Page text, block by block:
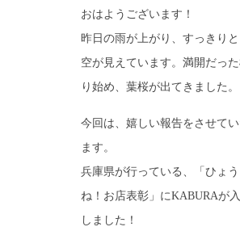
おはようございます！
昨日の雨が上がり、すっきり
空が見えています。満開だっ
り始め、葉桜が出てきました。
今回は、嬉しい報告をさせてい
ます。
兵庫県が行っている、「ひょ
ね！お店表彰」にKABURAが
しました！